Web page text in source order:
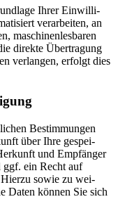
Ihrer Ein­wil­li­
ver­ar­beiten, an
maschi­nen­les­baren
direkte Über­tra­gung
ver­langen, erfolgt dies
Bestim­mungen
über Ihre gespei­
und Emp­fänger
ggf. ein Recht auf
Hierzu sowie zu wei­
Daten können Sie sich